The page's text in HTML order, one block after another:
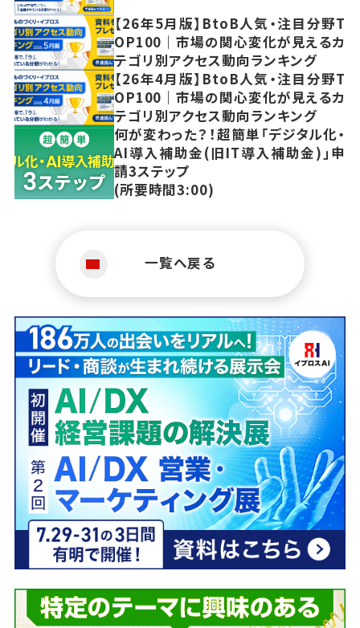
【26年5月版】BtoB人気・注目分野T
OP100｜市場の関心変化が見えるカ
テゴリ別アクセス動向ランキング
【26年4月版】BtoB人気・注目分野T
OP100｜市場の関心変化が見えるカ
テゴリ別アクセス動向ランキング
何が変わった？！超簡単「デジタル化・
AI導入補助金(旧IT導入補助金)」申
請3ステップ
(所要時間3:00)
一覧へ戻る